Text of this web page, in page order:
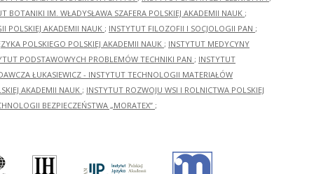
BOTANIKI IM. WŁADYSŁAWA SZAFERA POLSKIEJ AKADEMII NAUK ;
POLSKIEJ AKADEMII NAUK ; INSTYTUT FILOZOFII I SOCJOLOGII PAN ;
POLSKIEGO POLSKIEJ AKADEMII NAUK ; INSTYTUT MEDYCYNY
PODSTAWOWYCH PROBLEMÓW TECHNIKI PAN ; INSTYTUT
ŁUKASIEWICZ - INSTYTUT TECHNOLOGII MATERIAŁÓW
AKADEMII NAUK ; INSTYTUT ROZWOJU WSI I ROLNICTWA POLSKIEJ
BEZPIECZEŃSTWA „MORATEX” ;